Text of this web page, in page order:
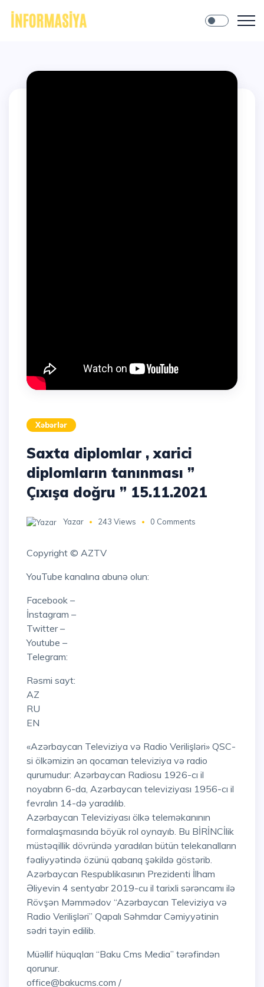
Xəbərlər
Saxta diplomlar , xarici
diplomların tanınması ”
Çıxışa doğru ” 15.11.2021
Yazar 243 Views 0 Comments
Copyright © AZTV
YouTube kanalına abunə olun:
Facebook –
İnstagram –
Twitter –
Youtube –
Telegram:
Rəsmi sayt:
AZ
RU
EN
«Azərbaycan Televiziya və Radio Verilişləri» QSC-
si ölkəmizin ən qocaman televiziya və radio
qurumudur: Azərbaycan Radiosu 1926-cı il
noyabrın 6-da, Azərbaycan televiziyası 1956-cı il
fevralın 14-də yaradılıb.
Azərbaycan Televiziyası ölkə teleməkanının
formalaşmasında böyük rol oynayıb. Bu BİRİNCİlik
müstəqillik dövründə yaradılan bütün telekanalların
fəaliyyətində özünü qabarıq şəkildə göstərib.
Azərbaycan Respublikasının Prezidenti İlham
Əliyevin 4 sentyabr 2019-cu il tarixli sərəncamı ilə
Rövşən Məmmədov “Azərbaycan Televiziya və
Radio Verilişləri” Qapalı Səhmdar Cəmiyyətinin
sədri təyin edilib.
Müəllif hüquqları “Baku Cms Media” tərəfindən
qorunur.
office@bakucms.com /